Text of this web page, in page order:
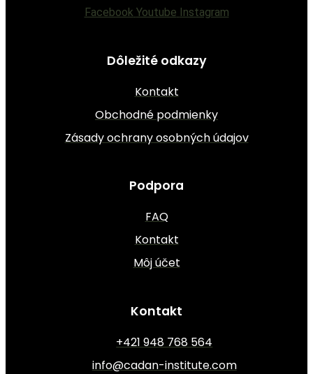
Facebook Youtube Instagram
Dôležité odkazy
Kontakt
Obchodné podmienky
Zásady ochrany osobných údajov
Podpora
FAQ
Kontakt
Môj účet
Kontakt
+421 948 768 564
info@cadan-institute.com